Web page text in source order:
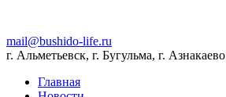
mail@bushido-life.ru
г. Альметьевск, г. Бугульма, г. Азнакаево
Главная